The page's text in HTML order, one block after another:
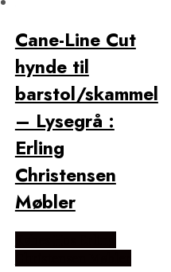
Cane-Line Cut
hynde til
barstol/skammel
– Lysegrå :
Erling
Christensen
Møbler